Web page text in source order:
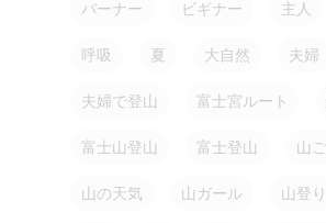
バーナー ビギナー 主人
呼吸 夏 大自然 夫婦
夫婦で登山 富士宮ルート
富士山登山 富士登山 山
山の天気 山ガール 山登り